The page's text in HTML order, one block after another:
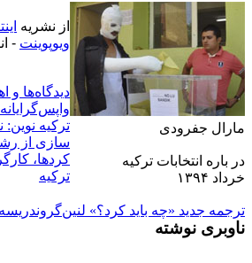
مارال جفرودى
در باره انتخابات ترکيه
خرداد ۱۳۹۴
از نشريه
ويوپوينت -
دیدگاه‌ها و
ترکيه نوين:
سازى از
کردها،
ترکيه
ترجمه جديد «چه باید کرد؟» لنين
ناوبری نوشته